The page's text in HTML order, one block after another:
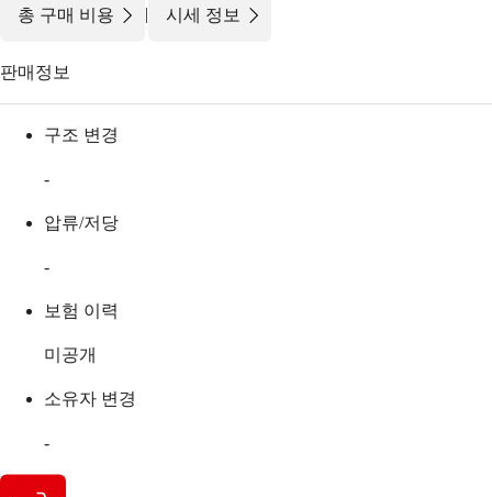
총 구매 비용 | 시세 정보
판매정보
구조 변경
-
압류/저당
-
보험 이력
미공개
소유자 변경
-